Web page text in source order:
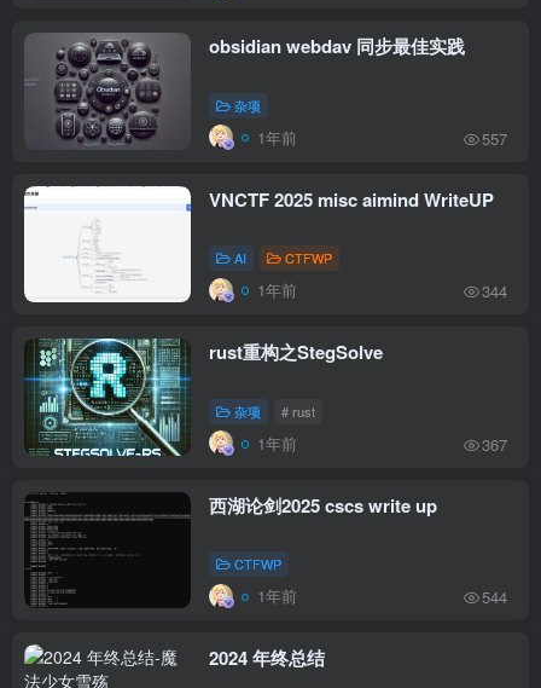
obsidian webdav 同步最佳实践
杂项
1年前 557
VNCTF 2025 misc aimind WriteUP
AI CTFWP
1年前 344
rust重构之StegSolve
杂项 # rust
1年前 367
西湖论剑2025 cscs write up
CTFWP
1年前 544
2024 年终总结